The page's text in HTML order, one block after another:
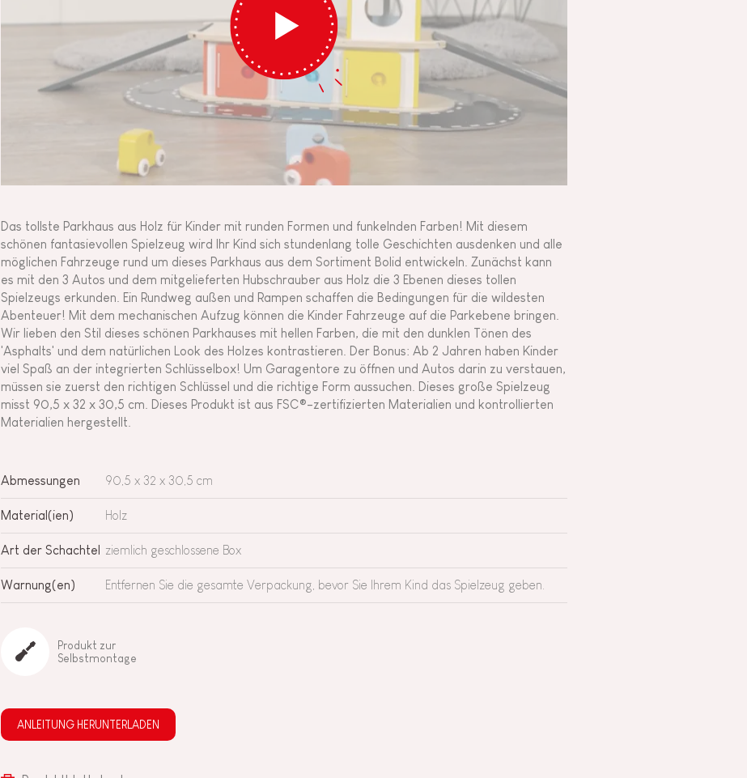
Das tollste Parkhaus aus Holz für Kinder mit runden Formen und funkelnden Farben! Mit diesem
schönen fantasievollen Spielzeug wird Ihr Kind sich stundenlang tolle Geschichten ausdenken und alle
möglichen Fahrzeuge rund um dieses Parkhaus aus dem Sortiment Bolid entwickeln. Zunächst kann
es mit den 3 Autos und dem mitgelieferten Hubschrauber aus Holz die 3 Ebenen dieses tollen
Spielzeugs erkunden. Ein Rundweg außen und Rampen schaffen die Bedingungen für die wildesten
Abenteuer! Mit dem mechanischen Aufzug können die Kinder Fahrzeuge auf die Parkebene bringen.
Wir lieben den Stil dieses schönen Parkhauses mit hellen Farben, die mit den dunklen Tönen des
'Asphalts' und dem natürlichen Look des Holzes kontrastieren. Der Bonus: Ab 2 Jahren haben Kinder
viel Spaß an der integrierten Schlüsselbox! Um Garagentore zu öffnen und Autos darin zu verstauen,
müssen sie zuerst den richtigen Schlüssel und die richtige Form aussuchen. Dieses große Spielzeug
misst 90,5 x 32 x 30,5 cm. Dieses Produkt ist aus FSC®-zertifizierten Materialien und kontrollierten
Materialien hergestellt.
Abmessungen 90,5 x 32 x 30,5 cm
Material(ien) Holz
Art der Schachtel ziemlich geschlossene Box
Warnung(en) Entfernen Sie die gesamte Verpackung, bevor Sie Ihrem Kind das Spielzeug geben.
Produkt zur
Selbstmontage
ANLEITUNG HERUNTERLADEN